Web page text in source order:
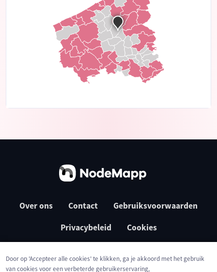
Over ons Contact Gebruiksvoorwaarden
Privacybeleid Cookies
Door op 'Accepteer alle cookies' te klikken, ga je akkoord met het gebruik
van cookies voor een verbeterde gebruikerservaring,